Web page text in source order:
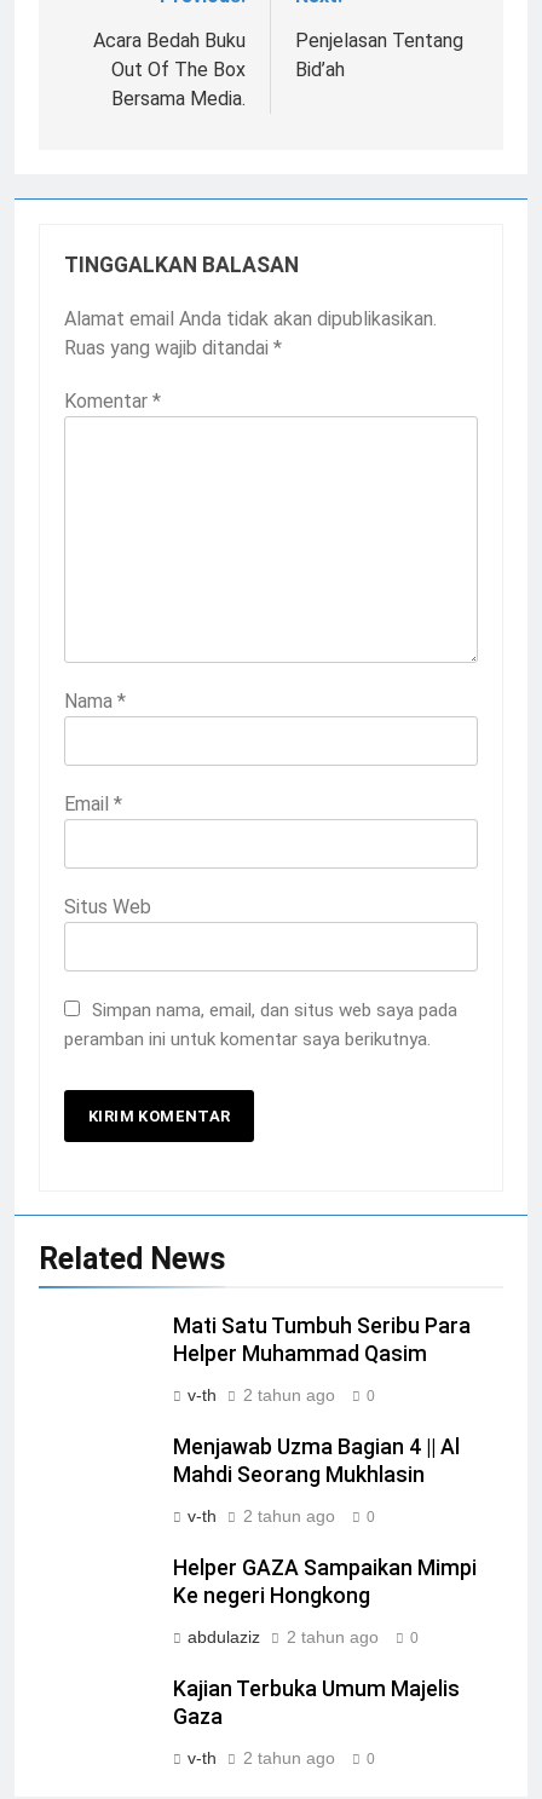
posAcara Bedah Buku
Out Of The Box
Bersama Media.
Penjelasan Tentang
Bid’ah
TINGGALKAN BALASAN
Alamat email Anda tidak akan dipublikasikan.
Ruas yang wajib ditandai *
Komentar *
Nama *
Email *
Situs Web
Simpan nama, email, dan situs web saya pada
peramban ini untuk komentar saya berikutnya.
Related News
Mati Satu Tumbuh Seribu Para
Helper Muhammad Qasim
v-th 2 tahun ago 0
Menjawab Uzma Bagian 4 || Al
Mahdi Seorang Mukhlasin
v-th 2 tahun ago 0
Helper GAZA Sampaikan Mimpi
Ke negeri Hongkong
abdulaziz 2 tahun ago 0
Kajian Terbuka Umum Majelis
Gaza
v-th 2 tahun ago 0